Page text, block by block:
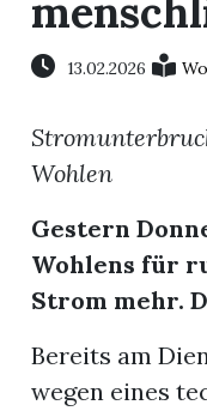
Veranstaltungen
Stellen
Paper
Newsletter
App
13.02.2026
Wohlen
Gestern
Wohlens für
Strom mehr.
Bereits am
wegen eines